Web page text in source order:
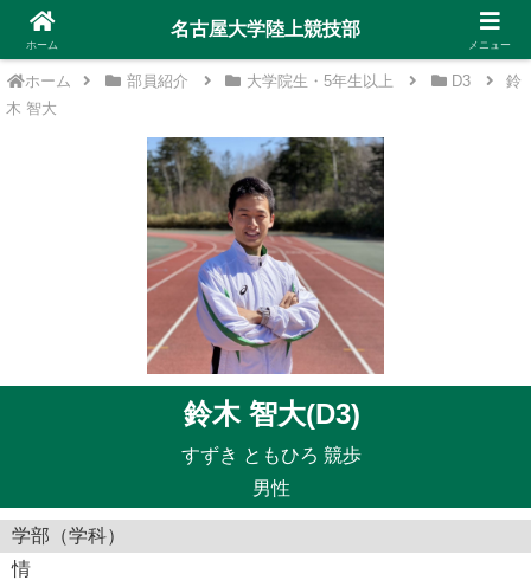
ホーム 部員紹介 大学院生・5年生以上 D3
鈴
木 智大
鈴木 智大(D3)
すずき ともひろ 競歩
男性
学部（学科）
情
ホーム
名古屋大学陸上競技部
メニュー